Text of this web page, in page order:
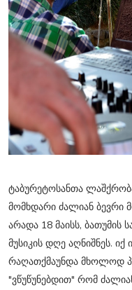
ტაბურეტოსანთა
მომხდარი ძალიან ბევრი
არადა 18 მაისს, ბათუმის
მუსიკის დღე აღნიშნეს.
რაღათქმაუნდა მხოლოდ
"ვწუწუნებდით" რომ